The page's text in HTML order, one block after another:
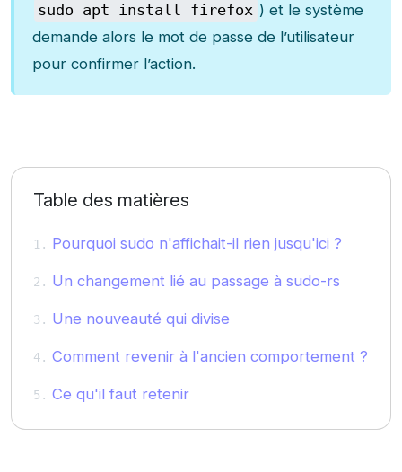
sudo apt install firefox ) et le système
demande alors le mot de passe de l’utilisateur
pour confirmer l’action.
Table des matières
Pourquoi sudo n'affichait-il rien jusqu'ici ?
Un changement lié au passage à sudo-rs
Une nouveauté qui divise
Comment revenir à l'ancien comportement ?
Ce qu'il faut retenir